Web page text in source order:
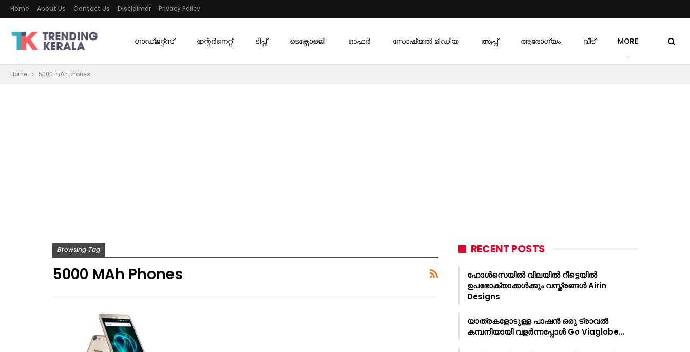
Home About Us Contact Us Disclaimer Privacy Policy
ഗാഡ്ജറ്റ്സ് ഇന്റര്‍നെറ്റ് ടിപ്സ് ടെക്നോളജി ഓഫര്‍ സോഷ്യൽ മീഡിയ ആപ്പ് ആരോഗ്യം വീട് MORE
Home 5000 mAh phones
Browsing Tag
5000 MAh Phones
RECENT POSTS
ഹോൾസെയിൽ വിലയിൽ റീട്ടെയിൽ
ഉപഭോക്താക്കൾക്കും വസ്ത്രങ്ങൾ Airin
Designs
യാത്രകളോടുള്ള പാഷൻ ഒരു ട്രാവൽ
കമ്പനിയായി വളർന്നപ്പോൾ Go Viaglobe…